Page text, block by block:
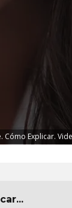
Cómo Explicar.